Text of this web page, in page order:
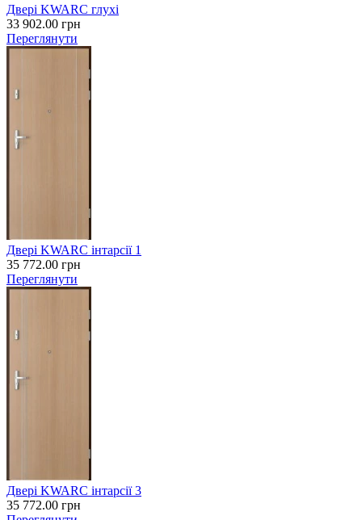
Двері KWARC глухі
33 902.00 грн
Переглянути
Двері KWARC інтарсії 1
35 772.00 грн
Переглянути
Двері KWARC інтарсії 3
35 772.00 грн